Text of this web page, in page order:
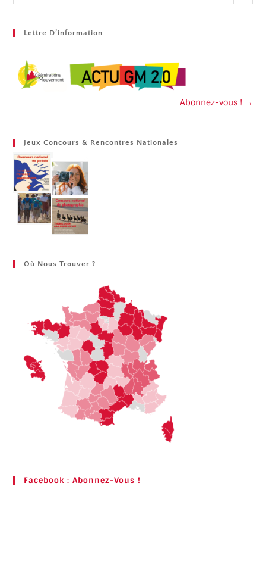
Lettre D’information
Abonnez-vous ! →
Jeux Concours & Rencontres Nationales
Où Nous Trouver ?
Facebook : Abonnez-Vous !